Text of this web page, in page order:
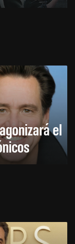
el